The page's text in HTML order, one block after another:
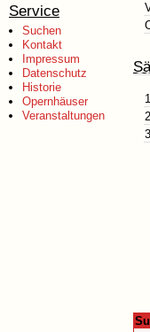
Service
Suchen
Kontakt
Impressum
Datenschutz
Historie
Opernhäuser
Veranstaltungen